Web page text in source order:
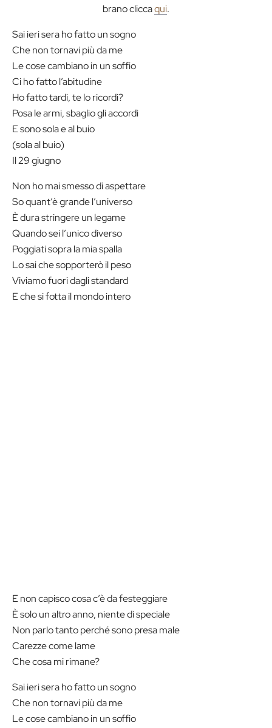
brano cliccaqui.
Sai ieri sera ho fatto un sogno
Che non tornavi più da me
Le cose cambiano in un soffio
Ci ho fatto l’abitudine
Ho fatto tardi, te lo ricordi?
Posa le armi, sbaglio gli accordi
E sono sola e al buio
(sola al buio)
Il 29 giugno
Non ho mai smesso di aspettare
So quant’è grande l’universo
È dura stringere un legame
Quando sei l’unico diverso
Poggiati sopra la mia spalla
Lo sai che sopporterò il peso
Viviamo fuori dagli standard
E che si fotta il mondo intero
E non capisco cosa c’è da festeggiare
È solo un altro anno, niente di speciale
Non parlo tanto perché sono presa male
Carezze come lame
Che cosa mi rimane?
Sai ieri sera ho fatto un sogno
Che non tornavi più da me
Le cose cambiano in un soffio